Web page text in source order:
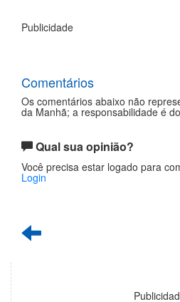
Publicidade
Comentários
Os comentários abaixo não
da Manhã; a responsabilidade é
Qual sua opinião?
Você precisa estar logado para
Login